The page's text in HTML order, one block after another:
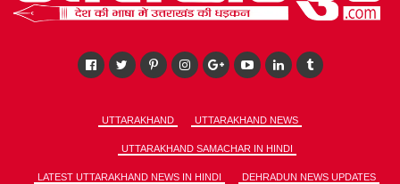
UTTARAKHAND UTTARAKHAND NEWS
UTTARAKHAND SAMACHAR IN HINDI
LATEST UTTARAKHAND NEWS IN HINDI DEHRADUN NEWS UPDATES